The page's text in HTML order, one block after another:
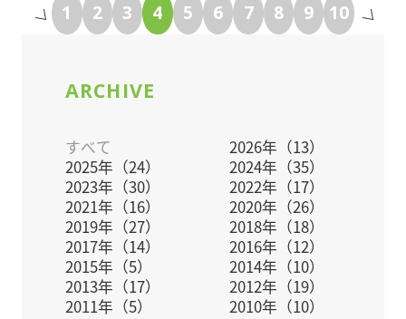
株式会社中央ビル管理
TEL:048-987-5544
※定員になり次第締め切らせていただきます。
■特典①キャンペーン期間中にご契約+ご入会で満室
＼さらに/
料20%分のオーナーポイントプレゼント!
＼さらに/
■特典③先着50名様限定 オーナー倶楽部会員入会で
初年度年会費無料!
＼さらに/
■特典⑤巡回清掃(週1回以上)をご契約いただくと巡
1 2 3 4 5 6 7 8 9 10
ARCHIVE
すべて
2026年（13）
2025年（24）
2024年（35）
2023年（30）
2022年（17）
2021年（16）
2020年（26）
2019年（27）
2018年（18）
2017年（14）
2016年（12）
2015年（5）
2014年（10）
2013年（17）
2012年（19）
2011年（5）
2010年（10）